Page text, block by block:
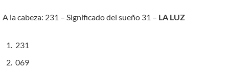
A la cabeza: 231 – Significado del sueño 31 – LA LUZ
231
069